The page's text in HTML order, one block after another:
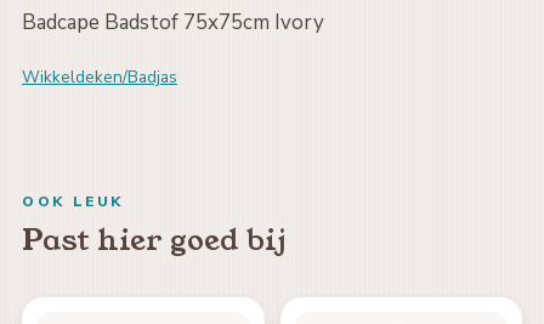
Badcape Badstof 75x75cm Ivory
Wikkeldeken/Badjas
OOK LEUK
Past hier goed bij